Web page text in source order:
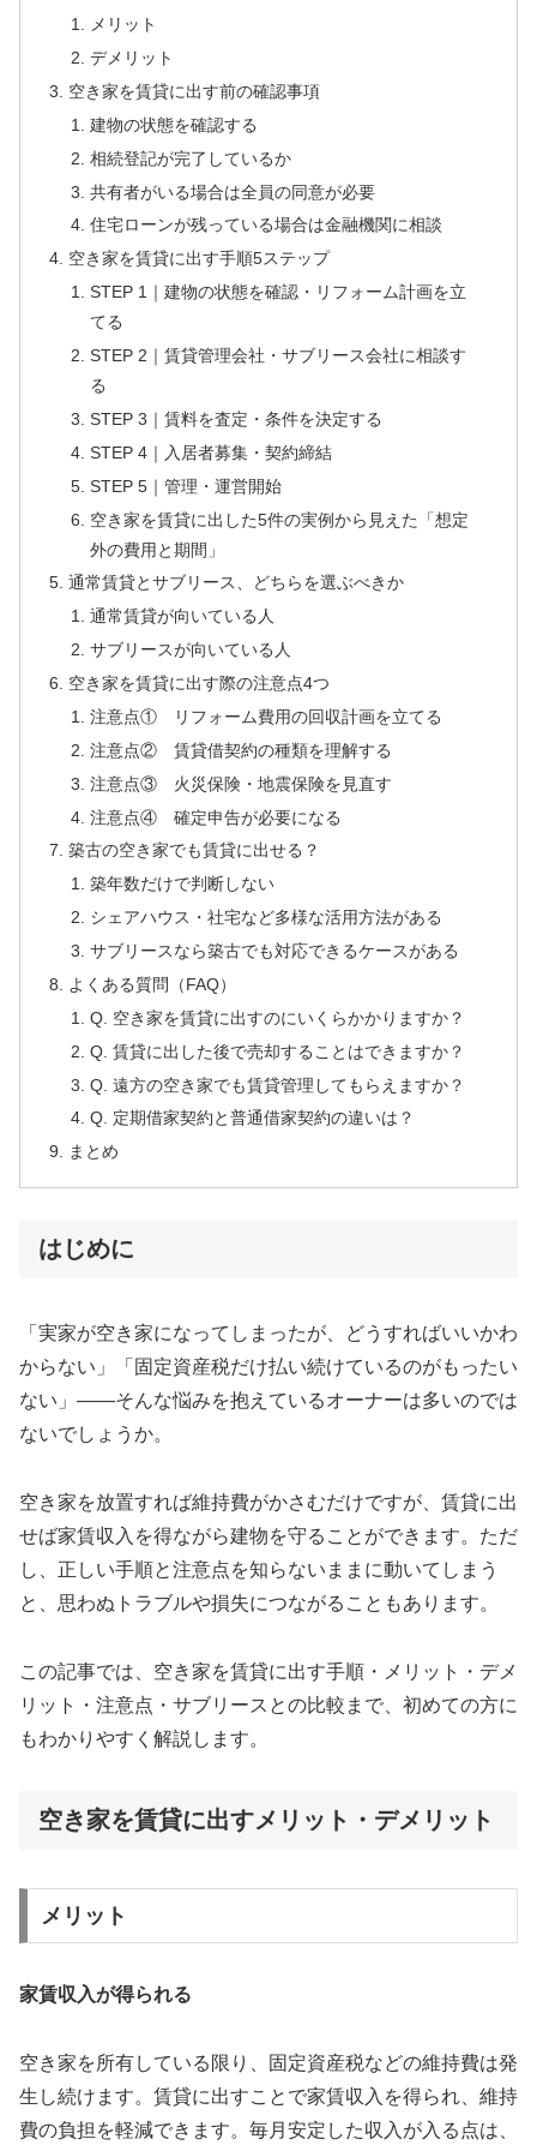
メリット
デメリット
空き家を賃貸に出す前の確認事項
建物の状態を確認する
相続登記が完了しているか
共有者がいる場合は全員の同意が必要
住宅ローンが残っている場合は金融機関に相談
空き家を賃貸に出す手順5ステップ
STEP 1｜建物の状態を確認・リフォーム計画を立
てる
STEP 2｜賃貸管理会社・サブリース会社に相談す
る
STEP 3｜賃料を査定・条件を決定する
STEP 4｜入居者募集・契約締結
STEP 5｜管理・運営開始
空き家を賃貸に出した5件の実例から見えた「想定
外の費用と期間」
通常賃貸とサブリース、どちらを選ぶべきか
通常賃貸が向いている人
サブリースが向いている人
空き家を賃貸に出す際の注意点4つ
注意点① リフォーム費用の回収計画を立てる
注意点② 賃貸借契約の種類を理解する
注意点③ 火災保険・地震保険を見直す
注意点④ 確定申告が必要になる
築古の空き家でも賃貸に出せる？
築年数だけで判断しない
シェアハウス・社宅など多様な活用方法がある
サブリースなら築古でも対応できるケースがある
よくある質問（FAQ）
Q. 空き家を賃貸に出すのにいくらかかりますか？
Q. 賃貸に出した後で売却することはできますか？
Q. 遠方の空き家でも賃貸管理してもらえますか？
Q. 定期借家契約と普通借家契約の違いは？
まとめ
はじめに
「実家が空き家になってしまったが、どうすればいいかわ
からない」「固定資産税だけ払い続けているのがもったい
ない」——そんな悩みを抱えているオーナーは多いのでは
ないでしょうか。
空き家を放置すれば維持費がかさむだけですが、賃貸に出
せば家賃収入を得ながら建物を守ることができます。ただ
し、正しい手順と注意点を知らないままに動いてしまう
と、思わぬトラブルや損失につながることもあります。
この記事では、空き家を賃貸に出す手順・メリット・デメ
リット・注意点・サブリースとの比較まで、初めての方に
もわかりやすく解説します。
空き家を賃貸に出すメリット・デメリット
メリット
家賃収入が得られる
空き家を所有している限り、固定資産税などの維持費は発
生し続けます。賃貸に出すことで家賃収入を得られ、維持
費の負担を軽減できます。毎月安定した収入が入る点は、